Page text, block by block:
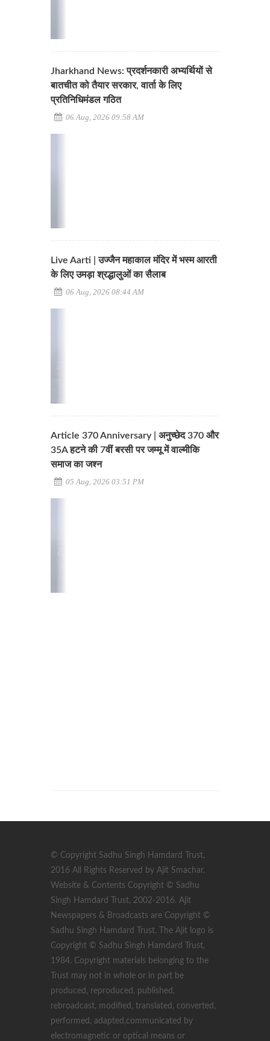
Jharkhand News: प्रदर्शनकारी अभ्यर्थियों से
बातचीत को तैयार सरकार, वार्ता के लिए
प्रतिनिधिमंडल गठित
06 Aug, 2026 09:58 AM
Live Aarti | उज्जैन महाकाल मंदिर में भस्म आरती
के लिए उमड़ा श्रद्धालुओं का सैलाब
06 Aug, 2026 08:44 AM
Article 370 Anniversary | अनुच्छेद 370 और
35A हटने की 7वीं बरसी पर जम्मू में वाल्मीकि
समाज का जश्न
05 Aug, 2026 03:51 PM
© Copyright Sadhu Singh Hamdard Trust,
2016 All Rights Reserved by Ajit Smachar.
Website & Contents Copyright © Sadhu
Singh Hamdard Trust, 2002-2016. Ajit
Newspapers & Broadcasts are Copyright ©
Sadhu Singh Hamdard Trust. The Ajit logo is
Copyright © Sadhu Singh Hamdard Trust,
1984. Copyright materials belonging to the
Trust may not in whole or in part be
produced, reproduced, published,
rebroadcast, modified, translated, converted,
performed, adapted,communicated by
electromagnetic or optical means or